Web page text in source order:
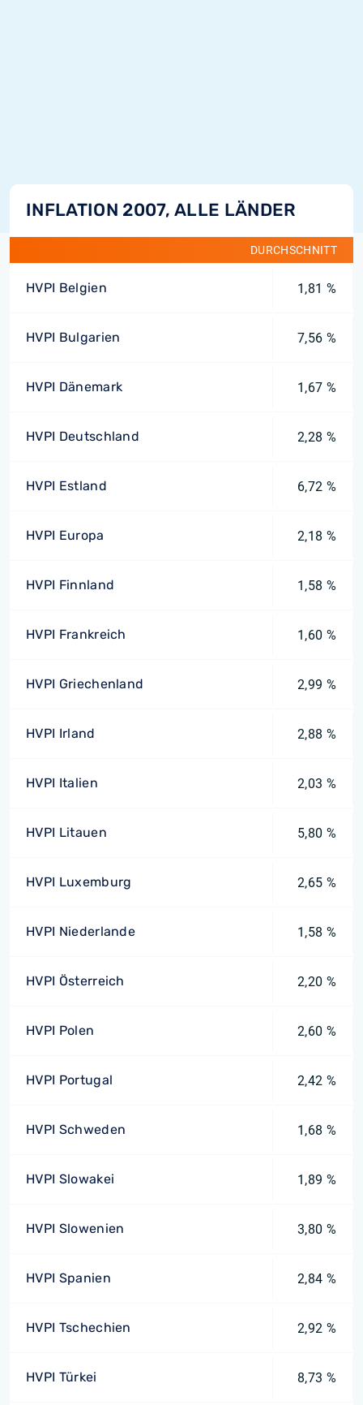
INFLATION 2007, ALLE LÄNDER
DURCHSCHNITT
HVPI Belgien 1,81 %
HVPI Bulgarien 7,56 %
HVPI Dänemark 1,67 %
HVPI Deutschland 2,28 %
HVPI Estland 6,72 %
HVPI Europa 2,18 %
HVPI Finnland 1,58 %
HVPI Frankreich 1,60 %
HVPI Griechenland 2,99 %
HVPI Irland 2,88 %
HVPI Italien 2,03 %
HVPI Litauen 5,80 %
HVPI Luxemburg 2,65 %
HVPI Niederlande 1,58 %
HVPI Österreich 2,20 %
HVPI Polen 2,60 %
HVPI Portugal 2,42 %
HVPI Schweden 1,68 %
HVPI Slowakei 1,89 %
HVPI Slowenien 3,80 %
HVPI Spanien 2,84 %
HVPI Tschechien 2,92 %
HVPI Türkei 8,73 %